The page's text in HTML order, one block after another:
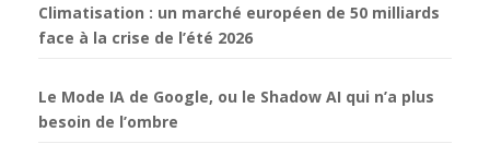
Climatisation : un marché européen de 50 milliards
face à la crise de l’été 2026
Le Mode IA de Google, ou le Shadow AI qui n’a plus
besoin de l’ombre